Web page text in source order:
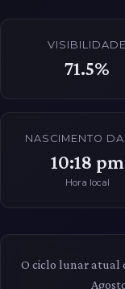
VISIBILIDADE
71.5%
NASCIMENTO
10:18 pm
Hora local
O ciclo lunar atual